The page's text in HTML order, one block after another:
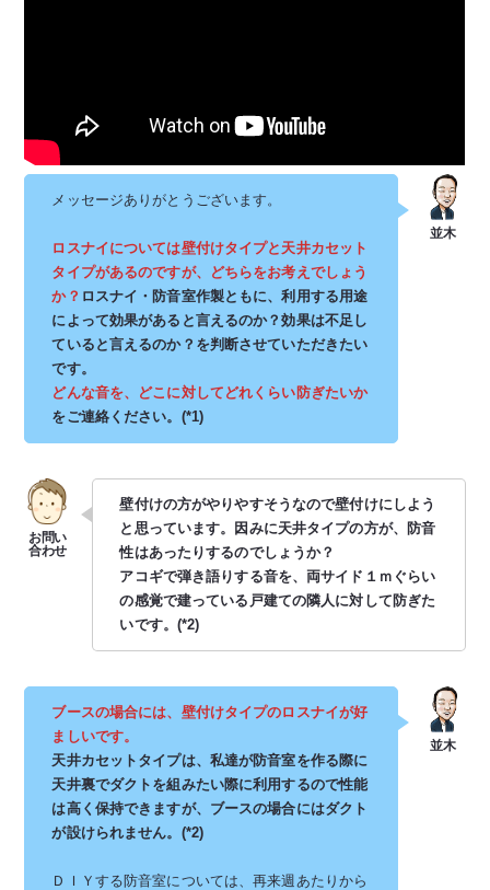
メッセージありがとうございます。
ロスナイについては壁付けタイプと天井カセット
タイプがあるのですが、どちらをお考えでしょう
か？ ロスナイ・防音室作製ともに、利用する用途
によって効果があると言えるのか？効果は不足し
ていると言えるのか？を判断させていただきたい
です。
どんな音を、どこに対してどれくらい防ぎたいか
をご連絡ください。(*1)
壁付けの方がやりやすそうなので壁付けにしよう
と思っています。因みに天井タイプの方が、防音
性はあったりするのでしょうか？
アコギで弾き語りする音を、両サイド１ｍぐらい
の感覚で建っている戸建ての隣人に対して防ぎた
いです。(*2)
ブースの場合には、壁付けタイプのロスナイが好
ましいです。
天井カセットタイプは、私達が防音室を作る際に
天井裏でダクトを組みたい際に利用するので性能
は高く保持できますが、ブースの場合にはダクト
が設けられません。(*2)
ＤＩＹする防音室については、再来週あたりから